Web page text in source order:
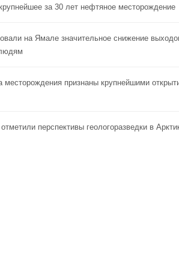
за 30 лет нефтяное месторождение
на Ямале значительное снижение
месторождения признаны крупнейшими
перспективы геологоразведки в